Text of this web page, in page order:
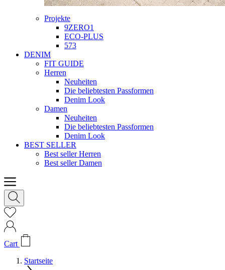
Projekte
9ZERO1
ECO-PLUS
573
DENIM
FIT GUIDE
Herren
Neuheiten
Die beliebtesten Passformen
Denim Look
Damen
Neuheiten
Die beliebtesten Passformen
Denim Look
BEST SELLER
Best seller Herren
Best seller Damen
Cart
Startseite